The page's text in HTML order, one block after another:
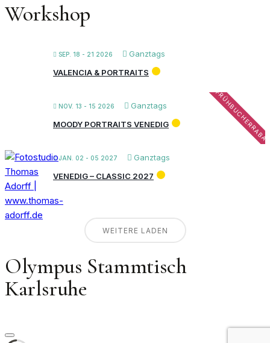
Workshop
SEP. 18 - 21 2026
Ganztags
VALENCIA & PORTRAITS
NOV. 13 - 15 2026 Ganztags
MOODY PORTRAITS VENEDIG
JAN. 02 - 05 2027
Ganztags
VENEDIG – CLASSIC 2027
WEITERE LADEN
Olympus Stammtisch
Karlsruhe